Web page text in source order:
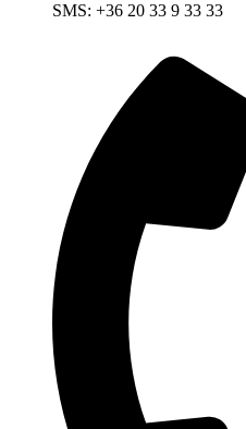
SMS: +36 20 33 9 33 33